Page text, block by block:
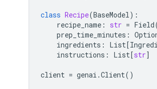
class Recipe(BaseModel):
recipe_name : str = Field
prep_time_minutes :
ingredients : List[
instructions : List[str]
client = genai .Client()